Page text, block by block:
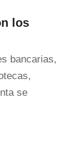
los
bancarias,
se